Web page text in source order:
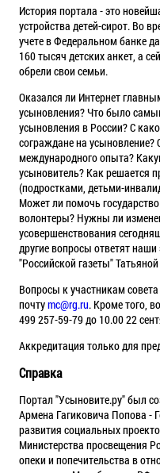
История портала - это
устройства детей-сирот. Во
учете в Федеральном банке
160 тысяч детских анкет, а
обрели свои семьи.
Оказался ли Интернет
усыновления? Что было
усыновления в России? С
сограждане на
международного опыта?
усыновитель? Как решается
(подростками, детьми-
Может ли помочь
волонтеры? Нужны ли
усовершенствования
другие вопросы ответят
"Российской газеты"
Вопросы к участникам
почтуmc@rg.ru. Кроме того,
499 257-59-79 до 10.00 22
Аккредитация только для
Справка
Портал "Усыновите.ру" был
Армена Гагиковича Попова -
развития социальных
Министерства просвещения
опеки и попечительства в